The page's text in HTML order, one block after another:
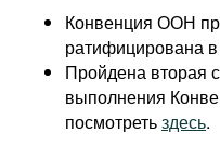
Конвенция ООН
ратифицирована в
Пройдена вторая
выполнения
посмотретьздесь.